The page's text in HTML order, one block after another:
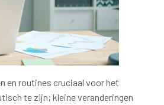
en routines cruciaal voor het
te zijn; kleine veranderingen